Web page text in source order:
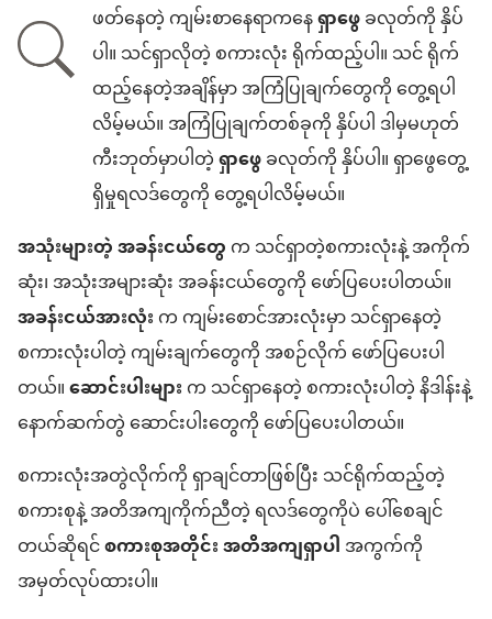
ဖတ်နေတဲ့ ကျမ်းစာနေရာကနေရှာဖွေခလုတ်ကို နှိပ်
ပါ။ သင်ရှာလိုတဲ့ စကားလုံး ရိုက်ထည့်ပါ။ သင် ရိုက်
ထည့်နေတဲ့အချိန်မှာ အကြံပြုချက်တွေကို တွေ့ရပါ
လိမ့်မယ်။ အကြံပြုချက်တစ်ခုကို နှိပ်ပါ ဒါမှမဟုတ်
ကီးဘုတ်မှာပါတဲ့ရှာဖွေခလုတ်ကို နှိပ်ပါ။ ရှာဖွေတွေ့
ရှိမှုရလဒ်တွေကို တွေ့ရပါလိမ့်မယ်။
အသုံးများတဲ့ အခန်းငယ်တွေက သင်ရှာတဲ့စကားလုံးနဲ့ အကိုက်
ဆုံး၊ အသုံးအများဆုံး အခန်းငယ်တွေကို ဖော်ပြပေးပါတယ်။
အခန်းငယ်အားလုံးက ကျမ်းစောင်အားလုံးမှာ သင်ရှာနေတဲ့
စကားလုံးပါတဲ့ ကျမ်းချက်တွေကို အစဉ်လိုက် ဖော်ပြပေးပါ
တယ်။ဆောင်းပါးများက သင်ရှာနေတဲ့ စကားလုံးပါတဲ့ နိဒါန်းနဲ့
နောက်ဆက်တွဲ ဆောင်းပါးတွေကို ဖော်ပြပေးပါတယ်။
စကားလုံးအတွဲလိုက်ကို ရှာချင်တာဖြစ်ပြီး သင်ရိုက်ထည့်တဲ့
စကားစုနဲ့ အတိအကျကိုက်ညီတဲ့ ရလဒ်တွေကိုပဲ ပေါ်စေချင်
တယ်ဆိုရင်စကားစုအတိုင်း အတိအကျရှာပါအကွက်ကို
အမှတ်လုပ်ထားပါ။